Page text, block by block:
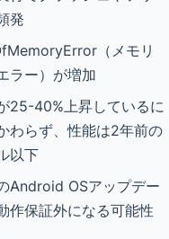
発
（メモリ
ラー）が増加
25-40%上昇しているに
わらず、性能は2年前の
以下
Android OSアップデー
作保証外になる可能性